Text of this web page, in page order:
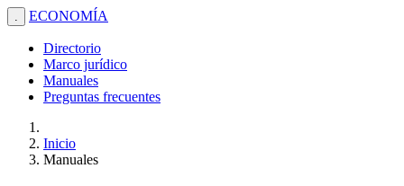
. ECONOMÍA
Directorio
Marco jurídico
Manuales
Preguntas frecuentes
Inicio
Manuales